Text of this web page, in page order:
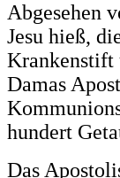
Abgesehen
Jesu hieß,
Krankenstift
Damas
hundert
Das